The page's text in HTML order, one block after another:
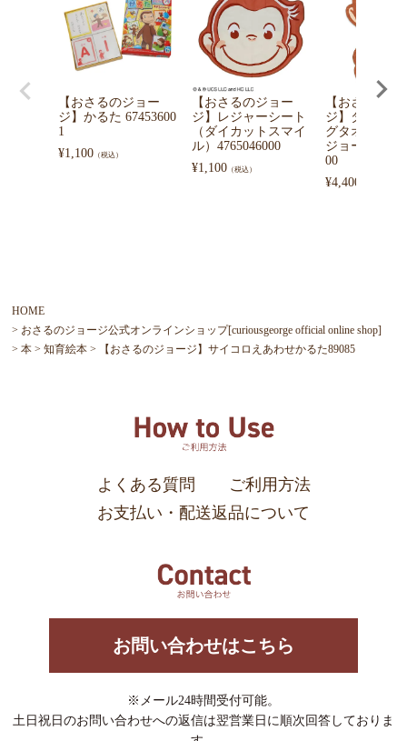
【おさるのジョー
ジ】かるた 67453600
1
¥1,100 （税込）
【おさるのジョー
ジ】レジャーシート
（ダイカットスマイ
ル）4765046000
¥1,100 （税込）
【おさるのジ
ジ】ダイカッ
グタオル（お
ジョージ）
00
¥4,400
HOME
おさるのジョージ公式オンラインショップ[curiousgeorge official online shop]
本
知育絵本 【おさるのジョージ】サイコロえあわせかるた89085
よくある質問
ご利用方法
お支払い・配送返品について
お問い合わせはこちら
※メール24時間受付可能。
土日祝日のお問い合わせへの返信は翌営業日に順次回答しておりま